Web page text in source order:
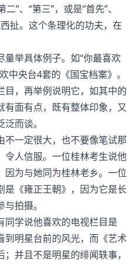
”、“第三”，或是“首先”、
扯。这个条理化的功夫，在
举具体例子。如“你最喜欢
中央台4套的《国宝档案》。
，再举例说明它，如其中的
面有点，既有整体印象，又
而谈。
一定很大，也不要像笔试那
令人信服。一位桂林考生说他
为与她同为桂林老乡。一位
是《雍正王朝》，因为它是长
拍摄。
学说他喜欢的电视栏目是
到明星台前的风光，而《艺术
并且不是明星的绯闻轶事，